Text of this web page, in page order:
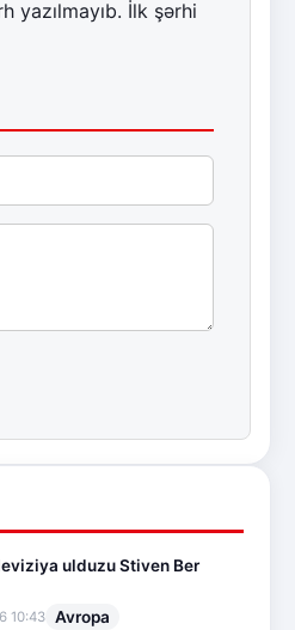
yazılmayıb. İlk şərhi
ulduzu Stiven Ber
10:43 Avropa